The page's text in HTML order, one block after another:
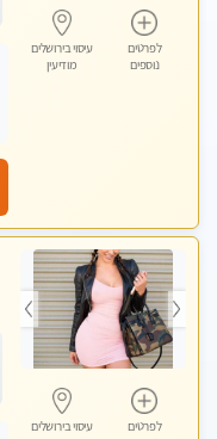
לפרטים
נוספים
עיסוי בירושלים
מודיעין
לפרטים
עיסוי בירושלים